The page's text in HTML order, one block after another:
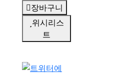
장바구니
위시리스
트